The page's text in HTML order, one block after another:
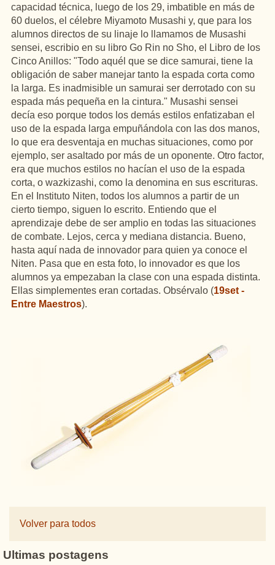
capacidad técnica, luego de los 29, imbatible en más de
60 duelos, el célebre Miyamoto Musashi y, que para los
alumnos directos de su linaje lo llamamos de Musashi
sensei, escribio en su libro Go Rin no Sho, el Libro de los
Cinco Anillos: "Todo aquél que se dice samurai, tiene la
obligación de saber manejar tanto la espada corta como
la larga. Es inadmisible un samurai ser derrotado con su
espada más pequeña en la cintura." Musashi sensei
decía eso porque todos los demás estilos enfatizaban el
uso de la espada larga empuñándola con las dos manos,
lo que era desventaja en muchas situaciones, como por
ejemplo, ser asaltado por más de un oponente. Otro factor,
era que muchos estilos no hacían el uso de la espada
corta, o wazkizashi, como la denomina en sus escrituras.
En el Instituto Niten, todos los alumnos a partir de un
cierto tiempo, siguen lo escrito. Entiendo que el
aprendizaje debe de ser amplio en todas las situaciones
de combate. Lejos, cerca y mediana distancia. Bueno,
hasta aquí nada de innovador para quien ya conoce el
Niten. Pasa que en esta foto, lo innovador es que los
alumnos ya empezaban la clase con una espada distinta.
Ellas simplementes eran cortadas. Obsérvalo (19set -
Entre Maestros).
Volver para todos
Ultimas postagens